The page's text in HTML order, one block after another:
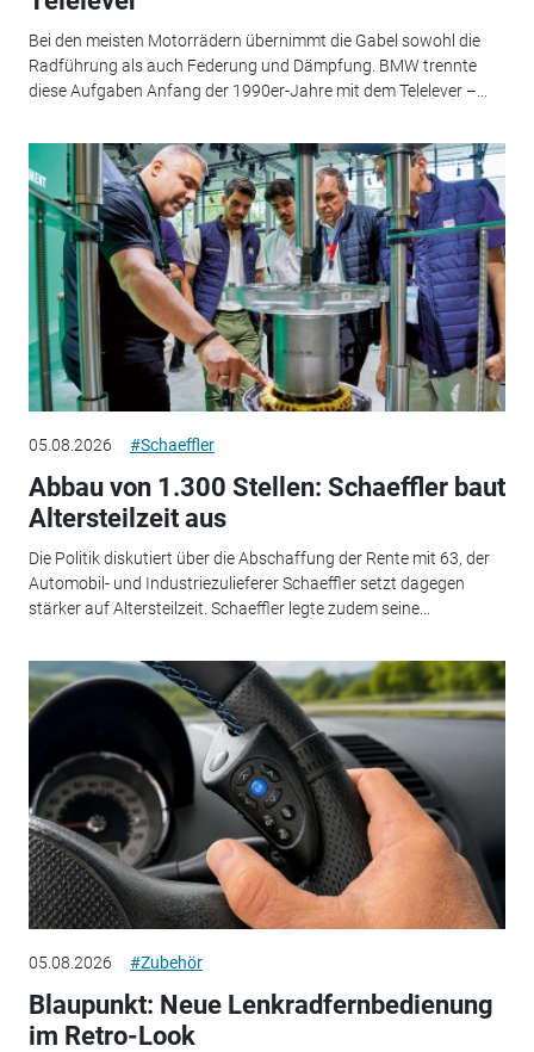
Bei den meisten Motorrädern übernimmt die Gabel sowohl die
Radführung als auch Federung und Dämpfung. BMW trennte
diese Aufgaben Anfang der 1990er-Jahre mit dem Telelever –...
05.08.2026 #Schaeffler
Abbau von 1.300 Stellen: Schaeffler baut
Altersteilzeit aus
Die Politik diskutiert über die Abschaffung der Rente mit 63, der
Automobil- und Industriezulieferer Schaeffler setzt dagegen
stärker auf Altersteilzeit. Schaeffler legte zudem seine...
05.08.2026 #Zubehör
Blaupunkt: Neue Lenkradfernbedienung
im Retro-Look